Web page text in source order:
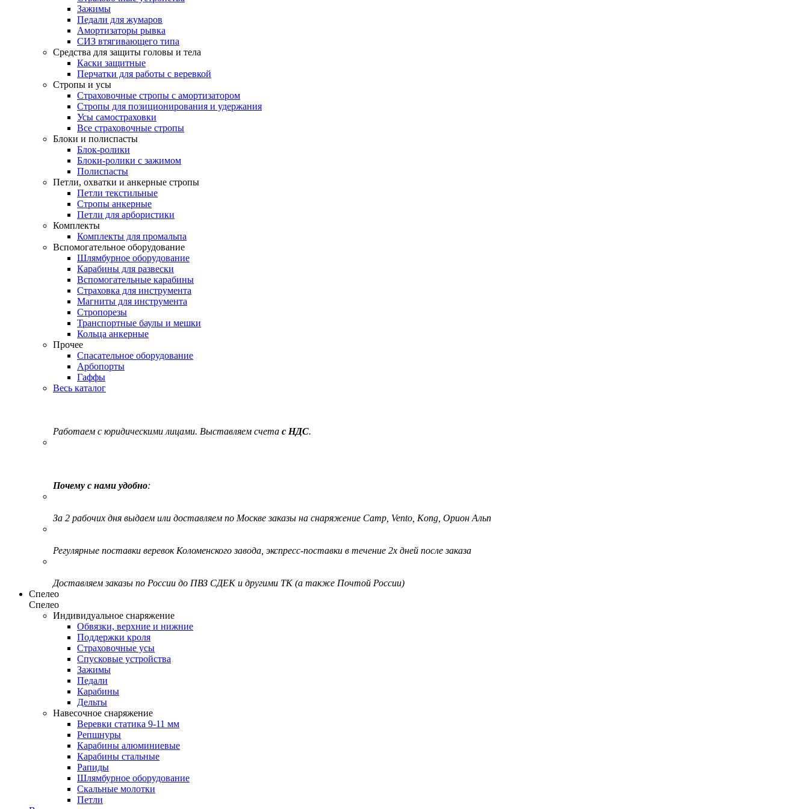
Зажимы
Педали для жумаров
Амортизаторы рывка
СИЗ втягивающего типа
Средства для защиты головы и тела
Каски защитные
Перчатки для работы с веревкой
Стропы и усы
Страховочные стропы с амортизатором
Стропы для позиционирования и удержания
Усы самостраховки
Все страховочные стропы
Блоки и полиспасты
Блок-ролики
Блоки-ролики с зажимом
Полиспасты
Петли, охватки и анкерные стропы
Петли текстильные
Стропы анкерные
Петли для арбористики
Комплекты
Комплекты для промальпа
Вспомогательное оборудование
Шлямбурное оборудование
Карабины для развески
Вспомогательные карабины
Страховка для инструмента
Магниты для инструмента
Стропорезы
Транспортные баулы и мешки
Кольца анкерные
Прочее
Спасательное оборудование
Арбопорты
Гаффы
Весь каталог
Работаем с юридическими лицами. Выставляем счета с НДС.
Почему с нами удобно:
За 2 рабочих дня выдаем или доставляем по Москве заказы на снаряжение Camp, Vento, Kong, Орион Альп
Регулярные поставки веревок Коломенского завода, экспресс-поставки в течение 2х дней после заказа
Доставляем заказы по России до ПВЗ СДЕК и другими ТК (а также Почтой России)
Спелео
Спелео
Индивидуальное снаряжение
Обвязки, верхние и нижние
Поддержки кроля
Страховочные усы
Спусковые устройства
Зажимы
Педали
Карабины
Дельты
Навесочное снаряжение
Веревки статика 9-11 мм
Репшнуры
Карабины алюминиевые
Карабины стальные
Рапиды
Шлямбурное оборудование
Скальные молотки
Петли